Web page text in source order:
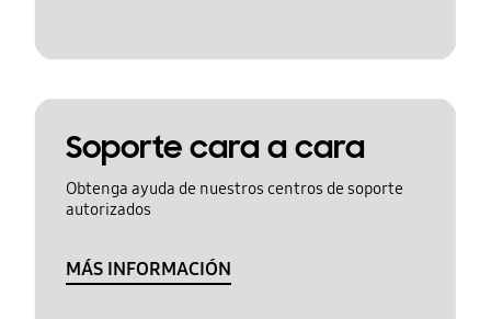
Soporte cara a cara
Obtenga ayuda de nuestros centros de soporte
autorizados
MÁS INFORMACIÓN